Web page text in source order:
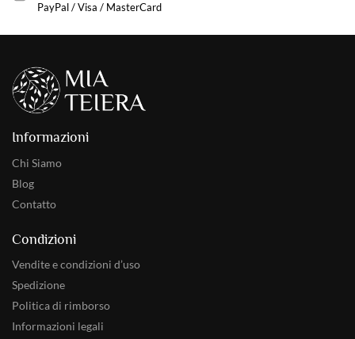
PayPal / Visa / MasterCard
Informazioni
Chi Siamo
Blog
Contatto
Condizioni
Vendite e condizioni d’uso
Spedizione
Politica di rimborso
Informazioni legali